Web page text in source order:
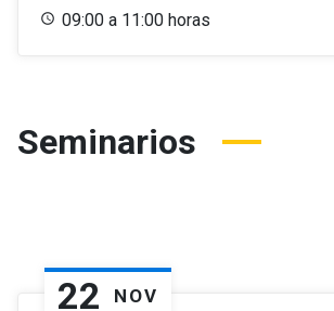
09:00 a 11:00 horas
Seminarios
22 NOV